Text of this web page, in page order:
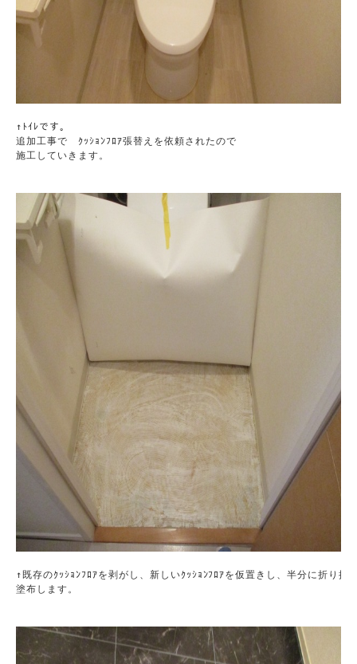
↑ﾄｲﾚです。
追加工事で　ｸｯｼｮﾝﾌﾛｱ張替えを依頼されたので
施工していきます。
↑既存のｸｯｼｮﾝﾌﾛｱを剥がし、新しいｸｯｼｮﾝﾌﾛｱを仮置きし、半分に折り接
塗布します。